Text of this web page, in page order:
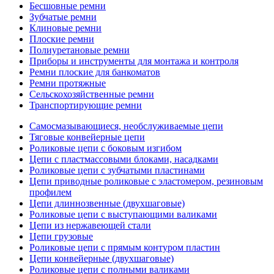
Бесшовные ремни
Зубчатые ремни
Клиновые ремни
Плоские ремни
Полиуретановые ремни
Приборы и инструменты для монтажа и контроля
Ремни плоские для банкоматов
Ремни протяжные
Сельскохозяйственные ремни
Транспортирующие ремни
Самосмазывающиеся, необслуживаемые цепи
Тяговые конвейерные цепи
Роликовые цепи с боковым изгибом
Цепи с пластмассовыми блоками, насадками
Роликовые цепи с зубчатыми пластинами
Цепи приводные роликовые с эластомером, резиновым
профилем
Цепи длиннозвенные (двухшаговые)
Роликовые цепи с выступающими валиками
Цепи из нержавеющей стали
Цепи грузовые
Роликовые цепи с прямым контуром пластин
Цепи конвейерные (двухшаговые)
Роликовые цепи с полными валиками